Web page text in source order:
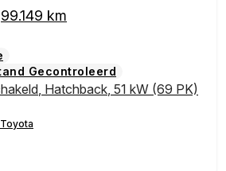
99.149 km
Gecontroleerd
, Hatchback, 51 kW (69 PK)